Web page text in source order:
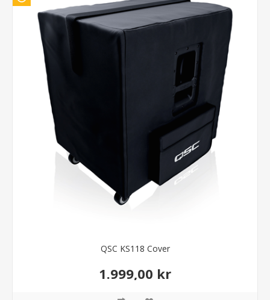
QSC KS118 Cover
1.999,00 kr